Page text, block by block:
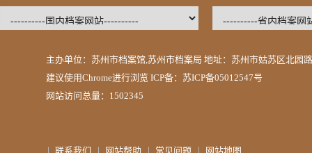
主办单位：苏州市档案馆,苏州市档案局 地址：苏州市姑苏区北园
建议使用Chrome进行浏览 ICP备： 苏ICP备05012547号
网站访问总量：1502345
联系我们 网站帮助 常见问题 网站地图